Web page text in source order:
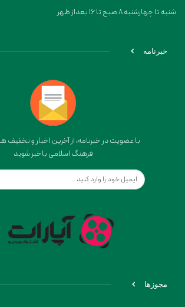
شنبه تا چهارشنبه 8 صبح تا 16 بعداز ظهر
خبرنامه
با عضویت در خبرنامه، از آخرین اخبار و تخفیف
فرهنگ اسلامی باخبر شوید
مجوزها